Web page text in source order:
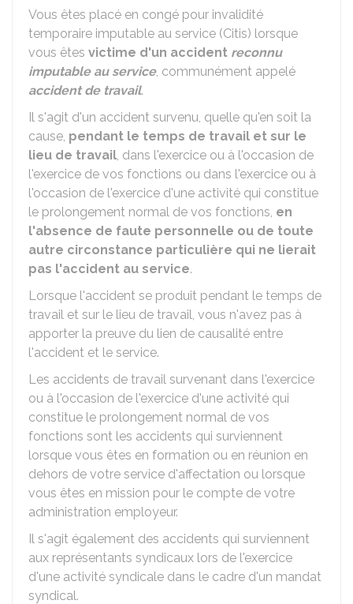
Vous êtes placé en congé pour invalidité
temporaire imputable au service (Citis) lorsque
vous êtes victime d'un accident reconnu
imputable au service, communément appelé
accident de travail.
Il s'agit d'un accident survenu, quelle qu'en soit la
cause, pendant le temps de travail et sur le
lieu de travail, dans l'exercice ou à l'occasion de
l'exercice de vos fonctions ou dans l'exercice ou à
l'occasion de l'exercice d'une activité qui constitue
le prolongement normal de vos fonctions, en
l'absence de faute personnelle ou de toute
autre circonstance particulière qui ne lierait
pas l'accident au service.
Lorsque l'accident se produit pendant le temps de
travail et sur le lieu de travail, vous n'avez pas à
apporter la preuve du lien de causalité entre
l'accident et le service.
Les accidents de travail survenant dans l'exercice
ou à l'occasion de l'exercice d'une activité qui
constitue le prolongement normal de vos
fonctions sont les accidents qui surviennent
lorsque vous êtes en formation ou en réunion en
dehors de votre service d'affectation ou lorsque
vous êtes en mission pour le compte de votre
administration employeur.
Il s'agit également des accidents qui surviennent
aux représentants syndicaux lors de l'exercice
d'une activité syndicale dans le cadre d'un mandat
syndical.